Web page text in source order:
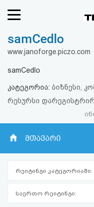
რეიტინგი
ფოსტა
პასუხი
samCedlo
www.janoforge.piczo.com
samCedlo
კატეგორია: ბიზნესი,
რესურსი
მთავარი
რეიტინგი კატეგორიაში:
საერთო რეიტინგი: